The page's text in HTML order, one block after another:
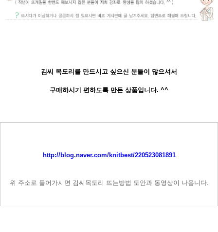
김씨 목도리를 만드시고 싶으신 분들이 많으셔서
구매하시기 편하도록 만든 상품입니다. ^^
http://blog.naver.com/knitbest/220523081891
위 주소로 들어가시면 김씨목도리 뜨는방법 도안과 동영상이 나옵니다.